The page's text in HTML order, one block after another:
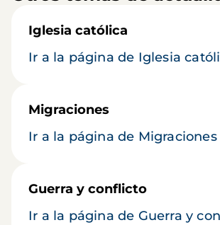
Iglesia católica
Ir a la página de Iglesia
Migraciones
Ir a la página de Migraciones
Guerra y conflicto
Ir a la página de Guerra y